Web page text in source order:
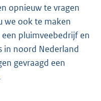
opnieuw te vragen
we ook te maken
pluimveebedrijf en
in noord Nederland
gevraagd een